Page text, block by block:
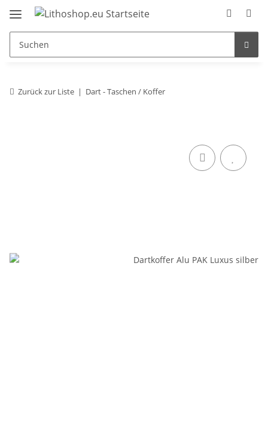
Zurück zur Liste Dart - Taschen / Koffer